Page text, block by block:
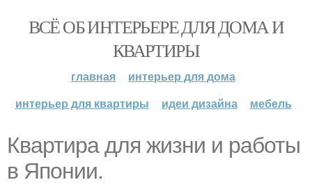
ВСЁ ОБ ИНТЕРЬЕРЕ ДЛЯ ДОМА И
КВАРТИРЫ
главная
интерьер для дома
интерьер для квартиры
идеи дизайна мебель
Квартира для жизни и работы
в Японии.